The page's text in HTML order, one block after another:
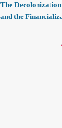
The
and the